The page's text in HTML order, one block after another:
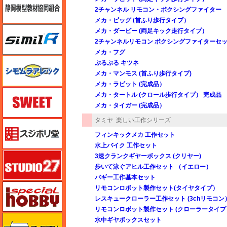
2チャンネル リモコン・ボクシングファイター
メカ・ピッグ (首ふり歩行タイプ）
メカ・ダービー (両足キック走行タイプ）
2チャンネルリモコン ボクシングファイターセ
メカ・フグ
ぷるぷる キツネ
メカ・マンモス (首ふり歩行タイプ)
メカ・ラビット (完成品）
メカ・タートル (クロール歩行タイプ） 完成品
メカ・タイガー (完成品）
タミヤ 楽しい工作シリーズ
フィンキックメカ 工作セット
水上バイク 工作セット
3速クランクギヤーボックス (クリヤー)
歩いて泳ぐアヒル工作セット （イエロー）
バギー工作基本セット
リモコンロボット製作セット(タイヤタイプ）
レスキュークローラー工作セット (3chリモコン）
リモコンロボット製作セット (クローラータイプ
水中ギヤボックスセット
シミラー（similR）
シモムラアレック
スイート（SWEET）
スタジオ27・タブデザイン
スペシャルホビー
ズベズダ（Zvezda）